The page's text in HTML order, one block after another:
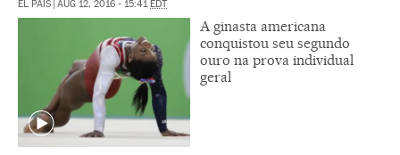
EL PAÍS | AUG 12, 2016 - 15:41EDT
A ginasta americana
conquistou seu segundo
ouro na prova individual
geral